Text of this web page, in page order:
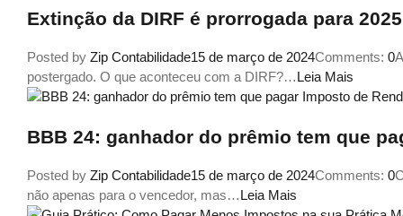
Extinção da DIRF é prorrogada para 2025
Posted by Zip Contabilidade15 de março de 2024Comments: 0
postergado. O que aconteceu com a DIRF?…Leia Mais
BBB 24: ganhador do prêmio tem que
Posted by Zip Contabilidade15 de março de 2024Comments: 0
não apenas para o vencedor, mas…Leia Mais